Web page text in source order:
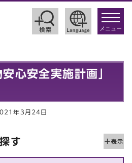
toggle
メニュー
安心安全実施計画」
年3月24日
す